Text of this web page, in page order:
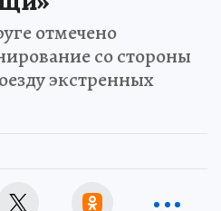
отмечено
со стороны
экстренных